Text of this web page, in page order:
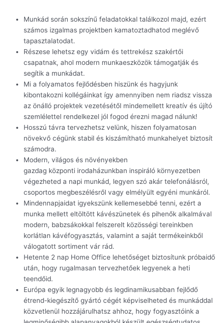
Munkád során sokszínű feladatokkal találkozol majd, ezért
számos izgalmas projektben kamatoztadhatod meglévő
tapasztalatodat.
Részese lehetsz egy vidám és tettrekész szakértői
csapatnak, ahol modern munkaeszközök támogatják és
segítik a munkádat.
Mi a folyamatos fejlődésben hiszünk és hagyjunk
kibontakozni kollégáinkat így amennyiben nem riadsz vissza
az önálló projektek vezetésétől mindemellett kreatív és újító
szemlélettel rendelkezel jól fogod érezni magad nálunk!
Hosszú távra tervezhetsz velünk, hiszen folyamatosan
növekvő cégünk stabil és kiszámítható munkahelyet biztosít
számodra.
Modern, világos és növényekben
gazdag központi irodaházunkban inspiráló környezetben
végezheted a napi munkád, legyen szó akár telefonálásról,
csoportos megbeszélésről vagy elmélyült egyéni munkáról.
Mindennapjaidat igyekszünk kellemesebbé tenni, ezért a
munka mellett eltöltött kávészünetek és pihenők alkalmával
modern, babzsákokkal felszerelt közösségi tereinkben
korlátlan kávéfogyasztás, valamint a saját termékeinkből
válogatott sortiment vár rád.
Hetente 2 nap Home Office lehetőséget biztosítunk próbaidő
után, hogy rugalmasan tervezhetőek legyenek a heti
teendőid.
Európa egyik legnagyobb és legdinamikusabban fejlődő
étrend-kiegészítő gyártó cégét képviselheted és munkáddal
közvetlenül hozzájárulhatsz ahhoz, hogy fogyasztóink a